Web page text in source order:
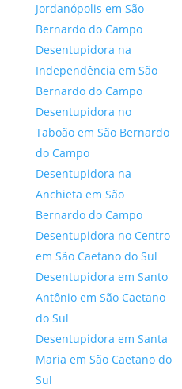
Jordanópolis em São
Bernardo do Campo
Desentupidora na
Independência em São
Bernardo do Campo
Desentupidora no
Taboão em São Bernardo
do Campo
Desentupidora na
Anchieta em São
Bernardo do Campo
Desentupidora no Centro
em São Caetano do Sul
Desentupidora em Santo
Antônio em São Caetano
do Sul
Desentupidora em Santa
Maria em São Caetano do
Sul